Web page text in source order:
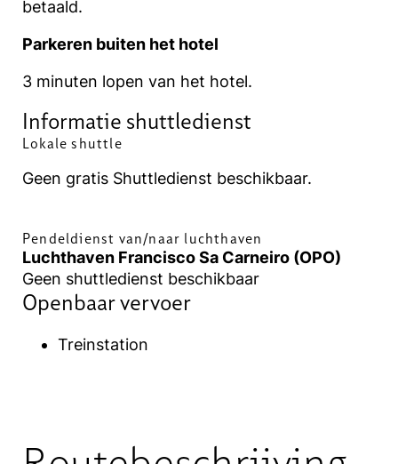
betaald.
Parkeren buiten het hotel
3 minuten lopen van het hotel.
Informatie shuttledienst
Lokale shuttle
Geen gratis Shuttledienst beschikbaar.
Pendeldienst van/naar luchthaven
Luchthaven Francisco Sa Carneiro (OPO)
Geen shuttledienst beschikbaar
Openbaar vervoer
Treinstation